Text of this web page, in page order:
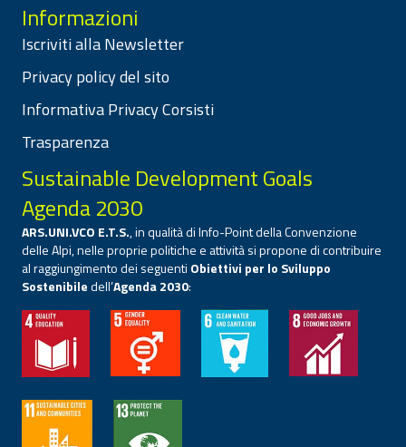
Informazioni
Iscriviti alla Newsletter
Privacy policy del sito
Informativa Privacy Corsisti
Trasparenza
Sustainable Development Goals
Agenda 2030
ARS.UNI.VCO E.T.S., in qualità di Info-Point della Convenzione
delle Alpi, nelle proprie politiche e attività si propone di contribuire
al raggiungimento dei seguenti Obiettivi per lo Sviluppo
Sostenibiledell’Agenda 2030: